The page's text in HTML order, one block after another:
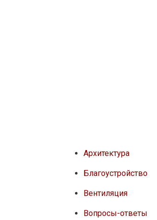
Архитектура
Благоустройство
Вентиляция
Вопросы-ответы